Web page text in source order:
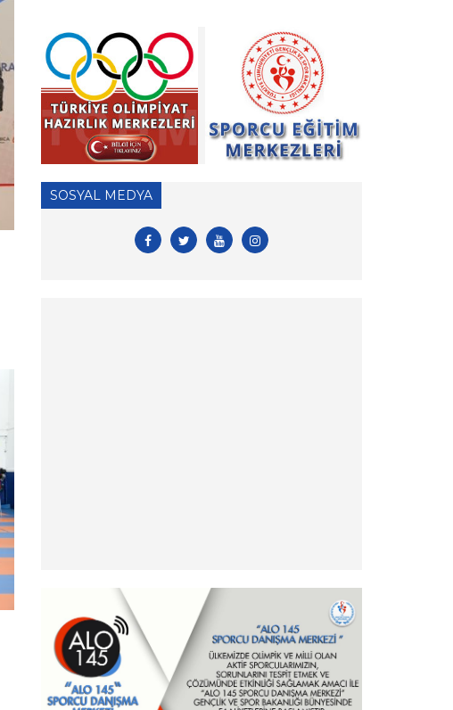
» ÖDEME İŞLEMLERİ HAKKINDA ÖNEMLİ
DUYURU!
» 2026 Yılı Vizeli Antrenör Listesi
» 2026 Yılı Vize İşlemleri İçin Tesis Yeterlilik
Belgesi Duyurusu
» 2026 yılı Kulüp Spor Dalı Tescili ve Vize
Başvuruları
» 2026 Yılı Sporcu Lisans, Vize ve Transfer
» Hizmet Pasaportu hk - Önemli Duyuru
» Sponsorluk Alacak Sporcular hk - Önemli
Duyuru
SOSYAL MEDYA